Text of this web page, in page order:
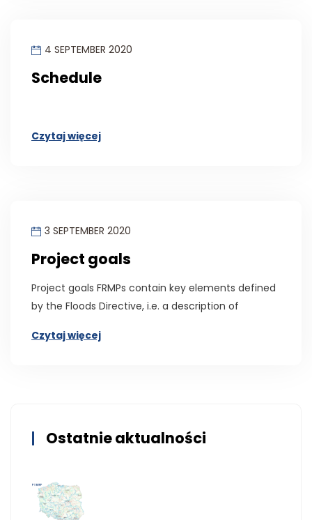
4 SEPTEMBER 2020
Schedule
Czytaj więcej
3 SEPTEMBER 2020
Project goals
Project goals FRMPs contain key elements defined
by the Floods Directive, i.e. a description of
Czytaj więcej
Ostatnie aktualności